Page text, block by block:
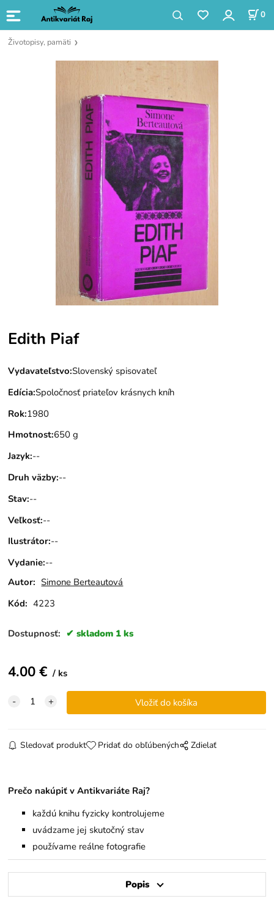
0
Životopisy, pamäti
Edith Piaf
Vydavateľstvo:Slovenský spisovateľ
Edícia:Spoločnosť priateľov krásnych kníh
Rok:1980
Hmotnost:650 g
Jazyk:--
Druh väzby:--
Stav:--
Veľkosť:--
Ilustrátor:--
Vydanie:--
Autor: Simone Berteautová
Kód: 4223
Dostupnosť: skladom 1 ks
4.00€ ks
Sledovať produkt Pridať do obľúbených Zdielať
Prečo nakúpiť v Antikvariáte Raj?
každú knihu fyzicky kontrolujeme
uvádzame jej skutočný stav
používame reálne fotografie
Popis